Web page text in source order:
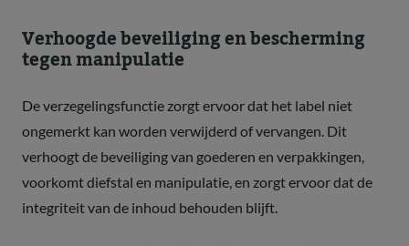
Verhoogde beveiliging en bescherming
tegen manipulatie
De verzegelingsfunctie zorgt ervoor dat het label niet
ongemerkt kan worden verwijderd of vervangen. Dit
verhoogt de beveiliging van goederen en verpakkingen,
voorkomt diefstal en manipulatie, en zorgt ervoor dat de
integriteit van de inhoud behouden blijft.